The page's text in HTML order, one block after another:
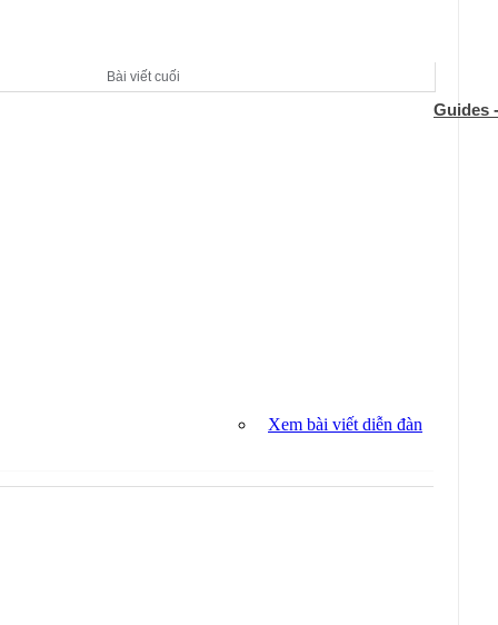
Bài viết cuối
Guides
Xem bài viết diễn đàn